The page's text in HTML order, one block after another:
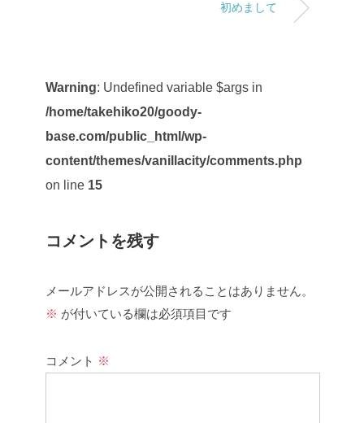
初めまして
Warning: Undefined variable $args in
/home/takehiko20/goody-
base.com/public_html/wp-
content/themes/vanillacity/comments.php
on line 15
コメントを残す
メールアドレスが公開されることはありません。
※ が付いている欄は必須項目です
コメント ※